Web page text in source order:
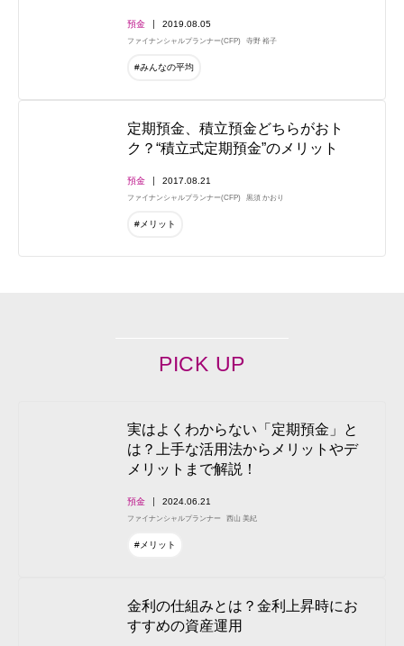
預金 2019.08.05
ファイナンシャルプランナー(CFP) 寺野 裕子
#みんなの平均
定期預金、積立預金どちらがおト
ク？“積立式定期預金”のメリット
預金 2017.08.21
ファイナンシャルプランナー(CFP) 黒須 かおり
#メリット
PICK UP
実はよくわからない「定期預金」と
は？上手な活用法からメリットやデ
メリットまで解説！
預金 2024.06.21
ファイナンシャルプランナー 西山 美紀
#メリット
金利の仕組みとは？金利上昇時にお
すすめの資産運用